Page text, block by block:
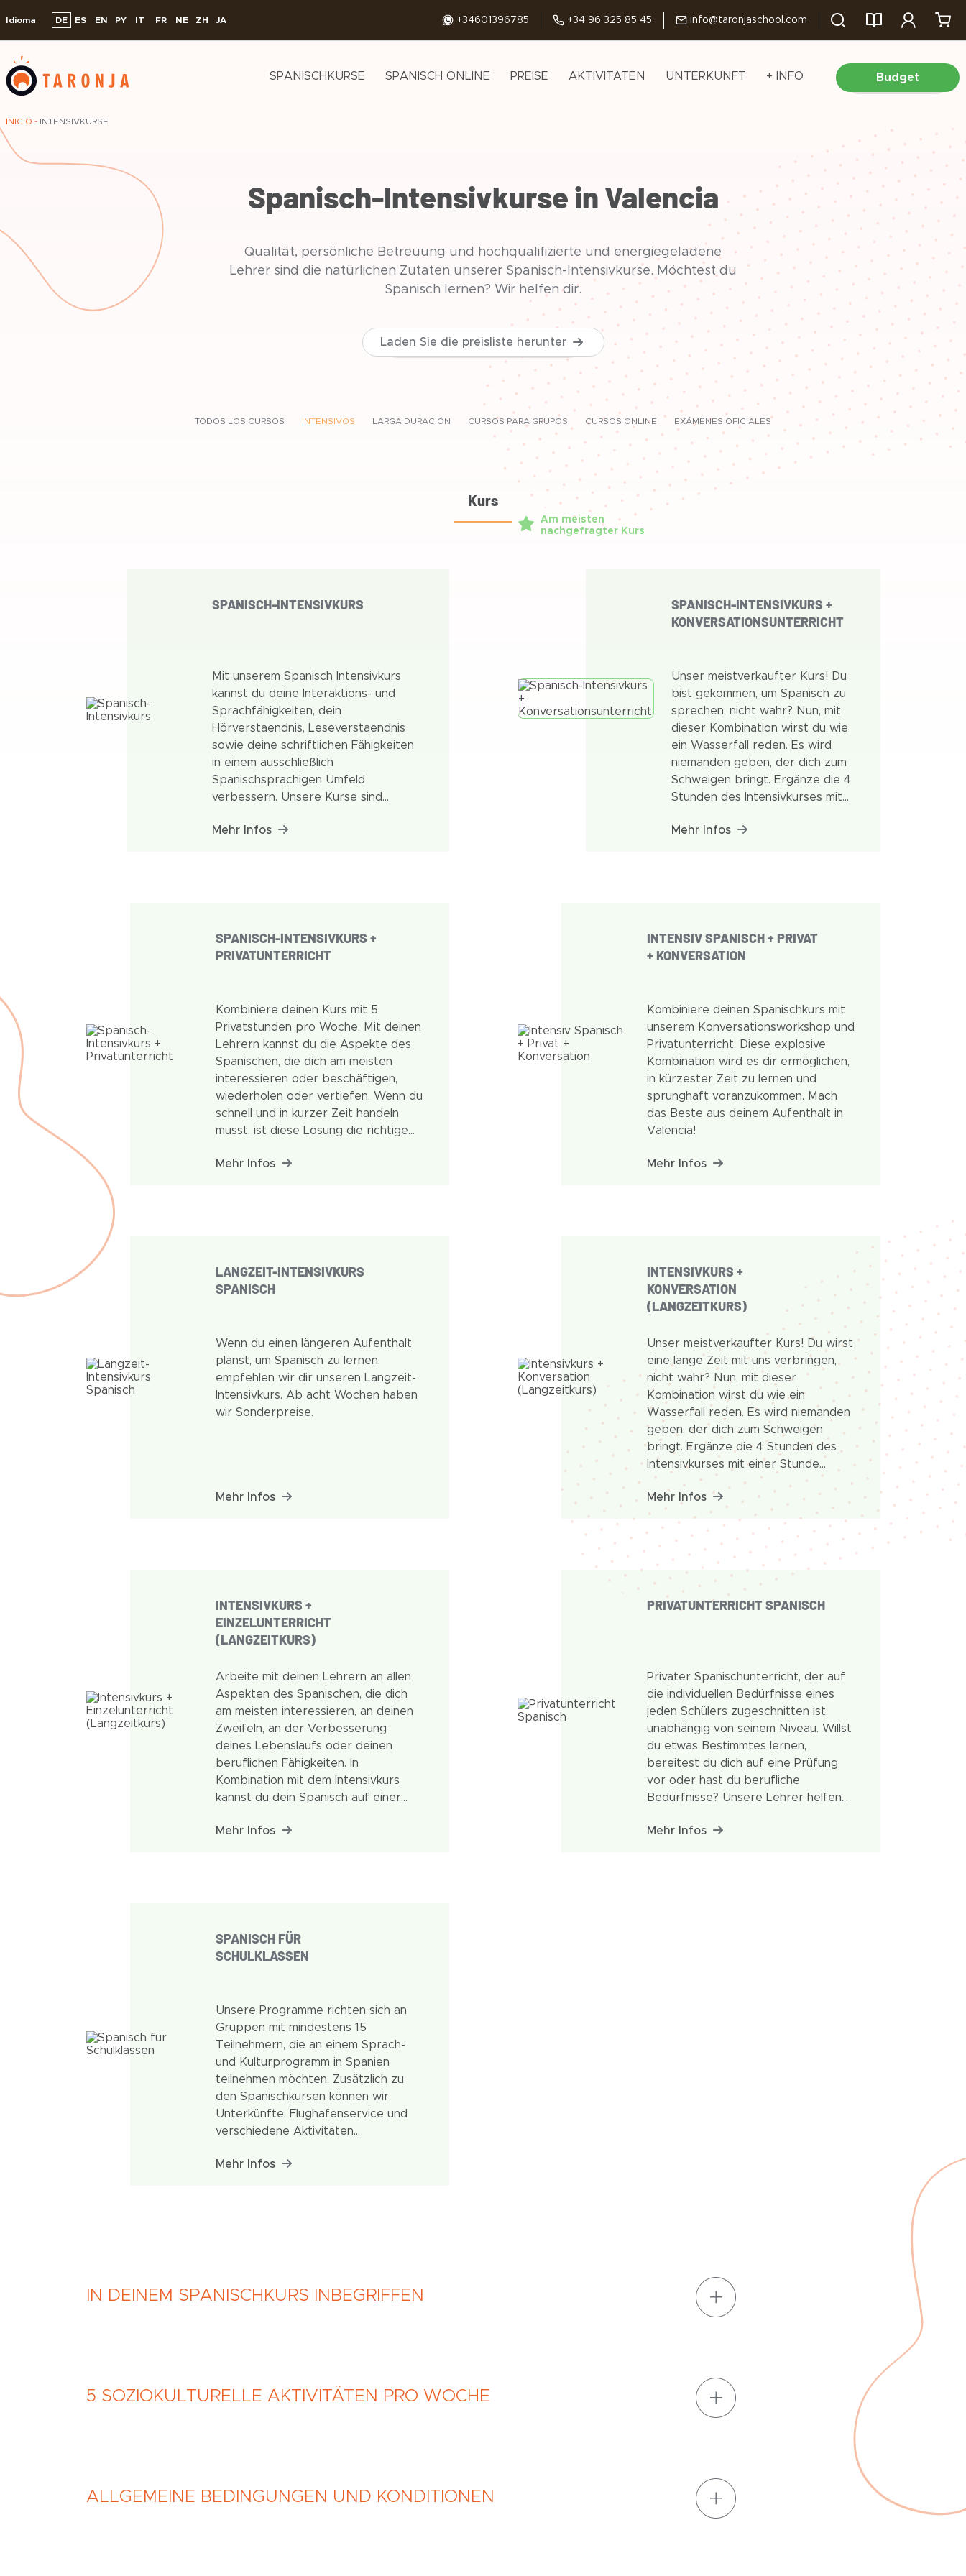
Skip
to
content
Idioma DE ES EN PY IT FR NE ZH JA +34601396785 +34 96 325 85 45 info@taronjaschool.com
SPANISCHKURSE SPANISCH ONLINE PREISE AKTIVITÄTEN UNTERKUNFT + INFO Budget
INICIO - INTENSIVKURSE
Spanisch-Intensivkurse in Valencia
Qualität, persönliche Betreuung und hochqualifizierte und energiegeladene
Lehrer sind die natürlichen Zutaten unserer Spanisch-Intensivkurse. Möchtest du
Spanisch lernen? Wir helfen dir.
Laden Sie die preisliste herunter
TODOS LOS CURSOS INTENSIVOS LARGA DURACIÓN CURSOS PARA GRUPOS CURSOS ONLINE EXÁMENES OFICIALES
Kurs
SPANISCH-INTENSIVKURS
Mit unserem Spanisch Intensivkurs
kannst du deine Interaktions- und
Sprachfähigkeiten, dein
Hörverstaendnis, Leseverstaendnis
sowie deine schriftlichen Fähigkeiten
in einem ausschließlich
Spanischsprachigen Umfeld
verbessern. Unsere Kurse sind
ausgerichtet, dass du Spanisch auf
Mehr Infos
Am meisten
nachgefragter Kurs
SPANISCH-INTENSIVKURS +
KONVERSATIONSUNTERRICHT
Unser meistverkaufter Kurs! Du
bist gekommen, um Spanisch zu
sprechen, nicht wahr? Nun, mit
dieser Kombination wirst du wie
ein Wasserfall reden. Es wird
niemanden geben, der dich zum
Schweigen bringt. Ergänze die 4
Stunden des Intensivkurses mit
Konversationsunterrichts. Du
erheblich verbessern.
Mehr Infos
SPANISCH-INTENSIVKURS +
PRIVATUNTERRICHT
Kombiniere deinen Kurs mit 5
Privatstunden pro Woche. Mit deinen
Lehrern kannst du die Aspekte des
Spanischen, die dich am meisten
interessieren oder beschäftigen,
wiederholen oder vertiefen. Wenn du
schnell und in kurzer Zeit handeln
musst, ist diese Lösung die richtige
Mehr Infos
INTENSIV SPANISCH + PRIVAT
+ KONVERSATION
Kombiniere deinen Spanischkurs mit
unserem Konversationsworkshop und
Privatunterricht. Diese explosive
Kombination wird es dir ermöglichen,
in kürzester Zeit zu lernen und
sprunghaft voranzukommen. Mach
das Beste aus deinem Aufenthalt in
Valencia!
Mehr Infos
LANGZEIT-INTENSIVKURS
SPANISCH
Wenn du einen längeren Aufenthalt
planst, um Spanisch zu lernen,
empfehlen wir dir unseren Langzeit-
Intensivkurs. Ab acht Wochen haben
wir Sonderpreise.
Mehr Infos
INTENSIVKURS +
KONVERSATION
(LANGZEITKURS)
Unser meistverkaufter Kurs! Du wirst
eine lange Zeit mit uns verbringen,
nicht wahr? Nun, mit dieser
Kombination wirst du wie ein
Wasserfall reden. Es wird niemanden
geben, der dich zum Schweigen
bringt. Ergänze die 4 Stunden des
Intensivkurses mit einer Stunde
unseres Konversationsunterrichts. Du
übst vertraute Strukturen und
Alltagssituationen unter der
ständigen Anleitung unserer
fachkundigen Lehrer und wirst deine
Sprachkenntnisse erheblich
verbessern.
Mehr Infos
INTENSIVKURS +
EINZELUNTERRICHT
(LANGZEITKURS)
Arbeite mit deinen Lehrern an allen
Aspekten des Spanischen, die dich
am meisten interessieren, an deinen
Zweifeln, an der Verbesserung
deines Lebenslaufs oder deinen
beruflichen Fähigkeiten. In
Kombination mit dem Intensivkurs
kannst du dein Spanisch auf einer
festigen.
Mehr Infos
PRIVATUNTERRICHT SPANISCH
Privater Spanischunterricht, der auf
die individuellen Bedürfnisse eines
jeden Schülers zugeschnitten ist,
unabhängig von seinem Niveau. Willst
du etwas Bestimmtes lernen,
bereitest du dich auf eine Prüfung
vor oder hast du berufliche
Bedürfnisse? Unsere Lehrer helfen
Mehr Infos
SPANISCH FÜR
SCHULKLASSEN
Unsere Programme richten sich an
Gruppen mit mindestens 15
Teilnehmern, die an einem Sprach-
und Kulturprogramm in Spanien
teilnehmen möchten. Zusätzlich zu
den Spanischkursen können wir
Unterkünfte, Flughafenservice und
verschiedene Aktivitäten
auf die Bedürfnisse der einzelnen
Mehr Infos
IN DEINEM SPANISCHKURS INBEGRIFFEN
5 SOZIOKULTURELLE AKTIVITÄTEN PRO WOCHE
ALLGEMEINE BEDINGUNGEN UND KONDITIONEN